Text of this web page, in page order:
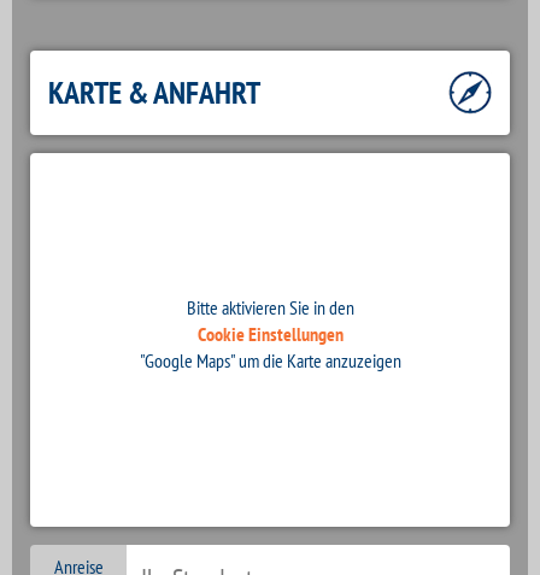
KARTE & ANFAHRT
Bitte aktivieren Sie in den
Cookie Einstellungen
"Google Maps" um die Karte anzuzeigen
Anreise